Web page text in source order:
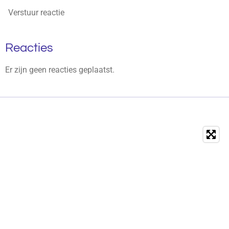
Verstuur reactie
Reacties
Er zijn geen reacties geplaatst.